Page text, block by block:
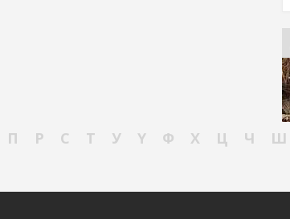
П Р С Т У Ү Ф Х Ц Ч Ш